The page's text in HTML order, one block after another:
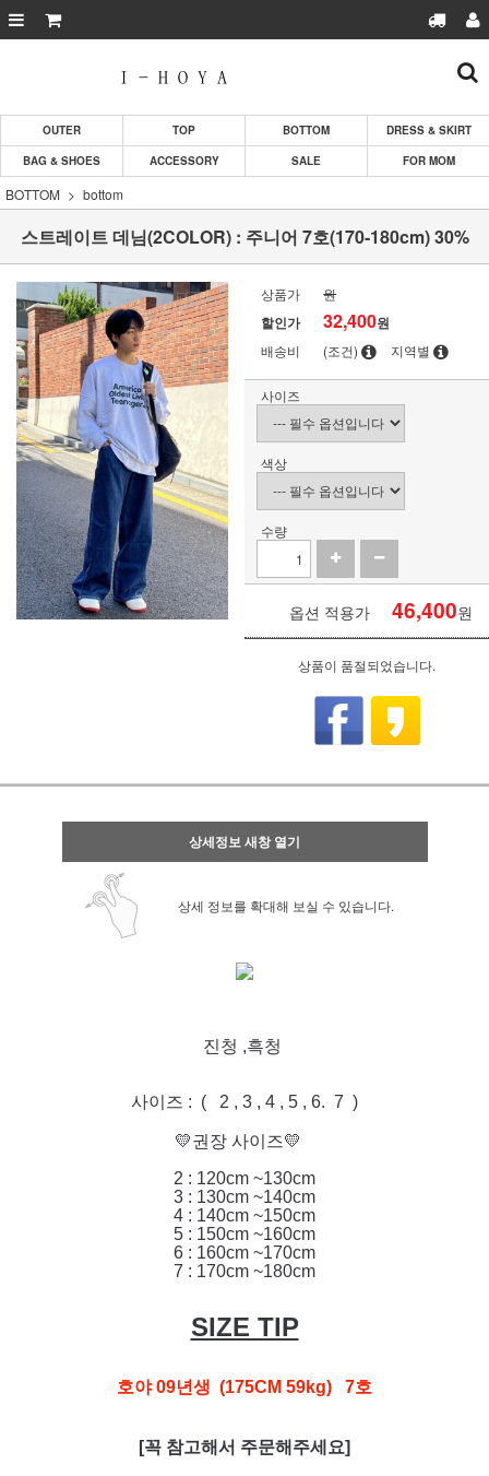
OUTER TOP BOTTOM
DRESS & SKIRT
BAG & SHOES
ACCESSORY SALE FOR MOM
BOTTOM bottom
스트레이트 데님(2COLOR) : 주니어 7호(170-180cm) 30%
상품가 원
할인가 32,400원
배송비 (조건) 지역별
사이즈
색상
수량
옵션 적용가 46,400원
상품이 품절되었습니다.
상세정보 새창 열기
상세 정보를 확대해 보실 수 있습니다.
진청 ,흑청
사이즈 : ( 2 , 3 , 4 , 5 , 6. 7 )
💛권장 사이즈💛
2 : 120cm ~130cm
3 : 130cm ~140cm
4 : 140cm ~150cm
5 : 150cm ~160cm
6 : 160cm ~170cm
7 : 170cm ~180cm
SIZE TIP
호야 09년생 (175CM 59kg) 7호
[꼭 참고해서 주문해주세요]